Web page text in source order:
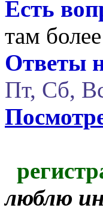
Есть
там
Ответы
Пт, Сб,
люблю